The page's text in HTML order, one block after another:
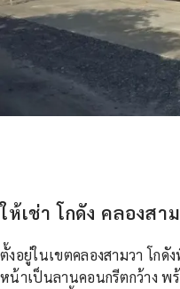
ให้เช่า โกดัง คลองส
ตั้งอยู่ในเขตคลองสามวา โก
หน้าเป็นลานคอนกรีตกว้าง พ